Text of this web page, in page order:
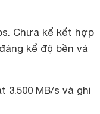
Chưa kể kết hợp
kể độ bền và
3.500 MB/s và ghi